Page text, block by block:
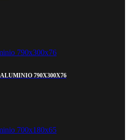
790X300X76